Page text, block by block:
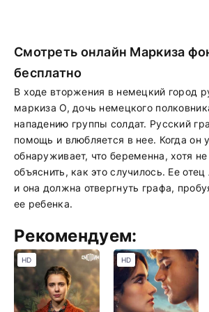
Смотреть онлайн Маркиза
бесплатно
В ходе вторжения в немецкий город
маркиза О, дочь немецкого
нападению группы солдат. Русский
помощь и влюбляется в нее. Когда он
обнаруживает, что беременна, хотя
объяснить, как это случилось. Ее отец
и она должна отвергнуть графа,
ее ребенка.
Рекомендуем:
HD HD